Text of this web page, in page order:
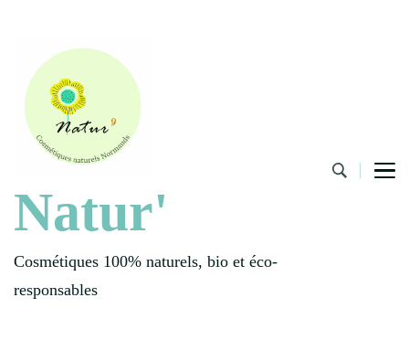
Natur'
Cosmétiques 100% naturels, bio et éco-
responsables